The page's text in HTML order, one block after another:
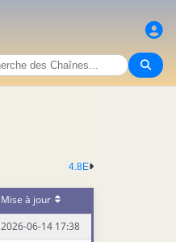
4.8E
Mise à jour
2026-06-14 17:38